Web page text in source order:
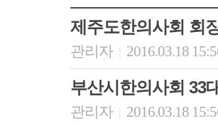
이사장 인사말
임원 현황
연혁·사업실적
총동창
모교 소
제주도한의사회 회
관리자 2016.03.18
부산시한의사회 33
관리자 2016.03.18